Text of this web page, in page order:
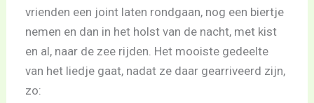
vrienden een joint laten rondgaan, nog een biertje
nemen en dan in het holst van de nacht, met kist
en al, naar de zee rijden. Het mooiste gedeelte
van het liedje gaat, nadat ze daar gearriveerd zijn,
zo: